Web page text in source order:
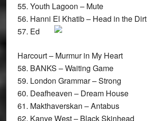
55. Youth Lagoon – Mute
56. Hanni El Khatib – Head in the Dirt
57. Ed
Harcourt – Murmur in My Heart
58. BANKS – Waiting Game
59. London Grammar – Strong
60. Deafheaven – Dream House
61. Makthaverskan – Antabus
62. Kanye West – Black Skinhead